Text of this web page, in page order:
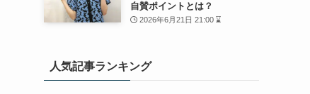
自賛ポイントとは？
2026年6月21日 21:00 ⌛
人気記事ランキング